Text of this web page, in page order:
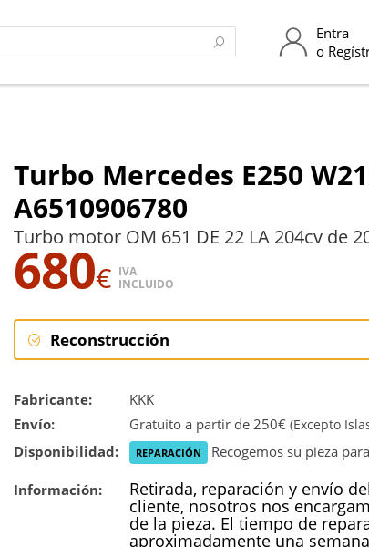
Entra
o
Turbo Mercedes E250
A6510906780
Turbo motor OM 651 DE 22 LA 204cv de
680€ IVA
INCLUIDO
Reconstrucción
Fabricante:
KKK
Envío:
Gratuito a partir de 250€ (Excepto
Disponibilidad: REPARACIÓN Recogemos su pieza
Información: Retirada, reparación y envío
cliente, nosotros nos
de la pieza. El tiempo de
aproximadamente una